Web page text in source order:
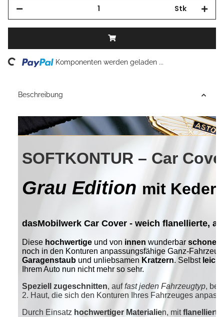
Stk
Loading... Komponenten werden geladen ...
Beschreibung